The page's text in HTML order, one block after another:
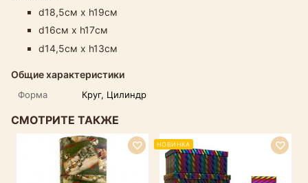
d18,5см х h19см
d16см х h17см
d14,5см х h13см
Общие характеристики
Форма Круг, Цилиндр
СМОТРИТЕ ТАКЖЕ
НОВИНКА